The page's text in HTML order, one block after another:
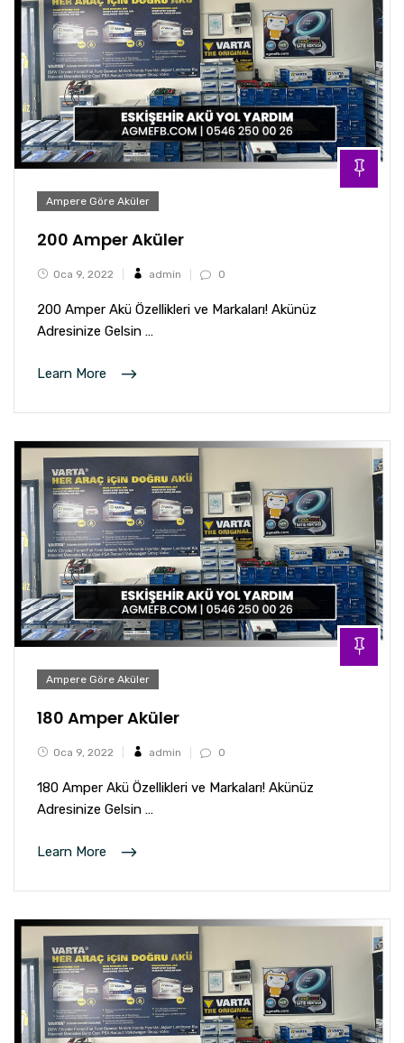
Ampere Göre Aküler
200 Amper Aküler
Oca 9, 2022 admin 0
200 Amper Akü Özellikleri ve Markaları! Akünüz
Adresinize Gelsin …
Learn More
Ampere Göre Aküler
180 Amper Aküler
Oca 9, 2022 admin 0
180 Amper Akü Özellikleri ve Markaları! Akünüz
Adresinize Gelsin …
Learn More